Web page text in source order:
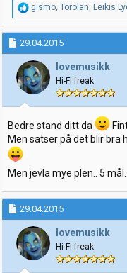
R
e
a
k
s
j
o
n
e
r
gismo, Torolan, Leikis
29.04.2015
lovemusikk
Hi-Fi freak
Bedre stand ditt da
Men satser på det blir bra
Men jevla mye plen.. 5
29.04.2015
lovemusikk
Hi-Fi freak